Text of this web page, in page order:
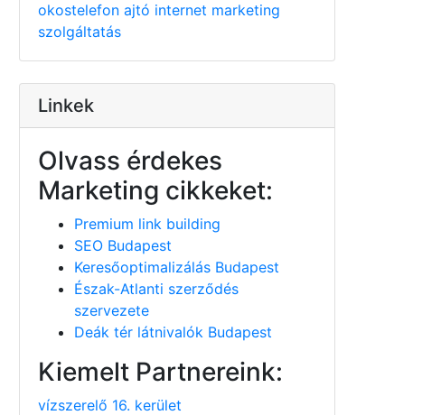
okostelefon ajtó internet marketing
szolgáltatás
Linkek
Olvass érdekes
Marketing cikkeket:
Premium link building
SEO Budapest
Keresőoptimalizálás Budapest
Észak-Atlanti szerződés
szervezete
Deák tér látnivalók Budapest
Kiemelt Partnereink:
vízszerelő 16. kerület